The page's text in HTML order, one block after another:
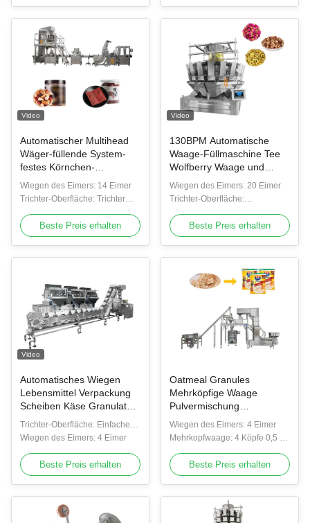
Video
Automatischer Multihead
Wäger-füllende System-
festes Körnchen-
Verpackmaschine Soems
Wiegen des Eimers: 14 Eimer
Trichter-Oberfläche: Trichter
einfache Plattentrichter/der
Grübchenplatte
Beste Preis erhalten
Video
130BPM Automatische
Waage-Füllmaschine Tee
Wolfberry Waage und
Abfüllsystem
Wiegen des Eimers: 20 Eimer
Trichter-Oberfläche:
Grübchenplattentrichter
Beste Preis erhalten
Video
Automatisches Wiegen
Lebensmittel Verpackung
Scheiben Käse Granulat
Frühstück Hafer Getreide
Vorgefertigte
Reißverschluss Tasche
Nüsse
Verpackungsmaschine
Trichter-Oberfläche: Einfacher
Plattentrichter
Wiegen des Eimers: 4 Eimer
Beste Preis erhalten
Oatmeal Granules
Mehrköpfige Waage
Pulvermischung
Proportionierung Waage
Verpackungssystem mit
linearen Waage
Wiegen des Eimers: 4 Eimer
Mehrkopfwaage: 4 Köpfe 0,5 L
Linear
Beste Preis erhalten